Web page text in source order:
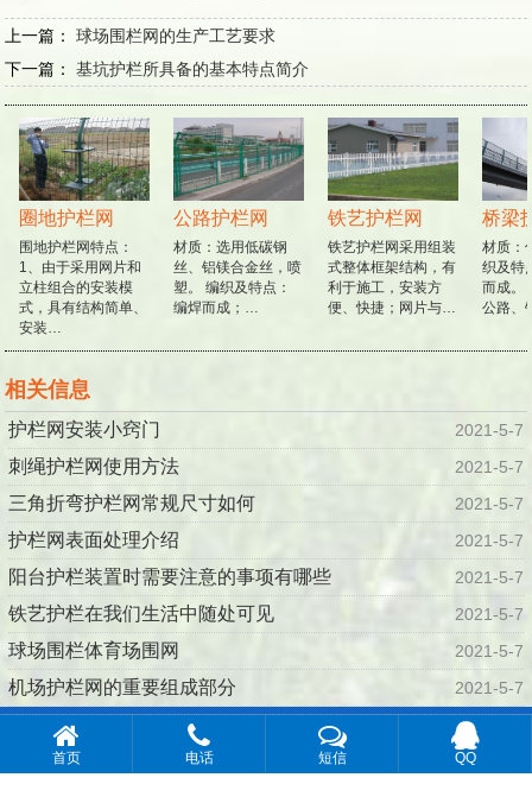
上一篇：球场围栏网的生产工艺要求
下一篇：基坑护栏所具备的基本特点简介
圈地护栏网
围地护栏网特点：
1、由于采用网片和
立柱组合的安装模
式，具有结构简单、
安装…
公路护栏网
材质：选用低碳钢
丝、铝镁合金丝，喷
塑。 编织及特点：
编焊而成；…
铁艺护栏网
铁艺护栏网采用组装
式整体框架结构，有
利于施工，安装方
便、快捷；网片与…
桥梁
材质：
织及特
而成。
公路、
相关信息
护栏网安装小窍门 2021-5-7
刺绳护栏网使用方法 2021-5-7
三角折弯护栏网常规尺寸如何 2021-5-7
护栏网表面处理介绍 2021-5-7
阳台护栏装置时需要注意的事项有哪些 2021-5-7
铁艺护栏在我们生活中随处可见 2021-5-7
球场围栏体育场围网 2021-5-7
机场护栏网的重要组成部分 2021-5-7
© 2016-2019 安平县川森丝网制品有限公司 · 版权所有
百度地
首页 电话 短信 QQ